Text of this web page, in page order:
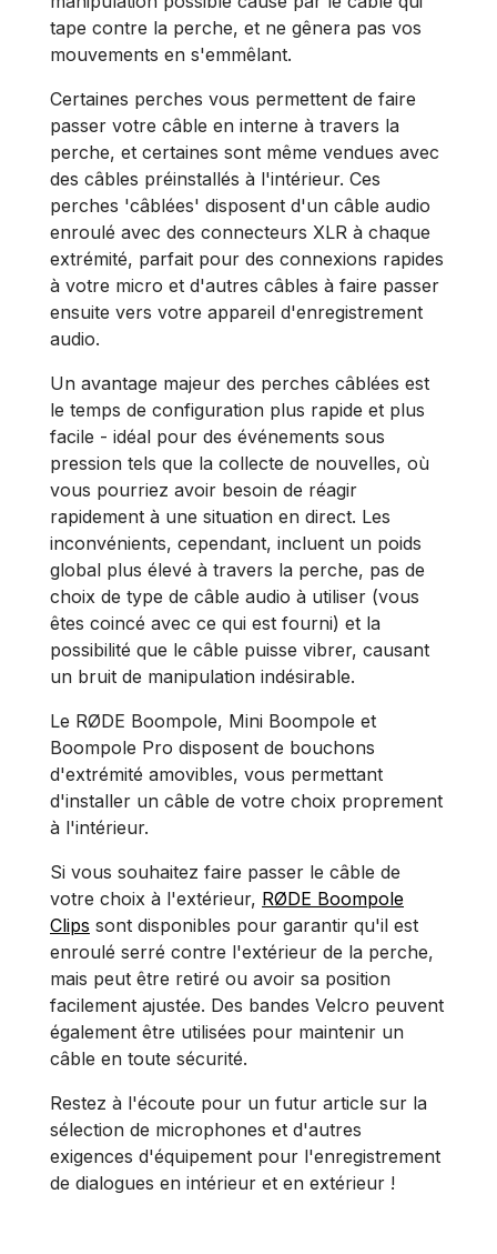
tape contre la perche, et ne gênera pas vos
mouvements en s'emmêlant.
Certaines perches vous permettent de faire
passer votre câble en interne à travers la
perche, et certaines sont même vendues avec
des câbles préinstallés à l'intérieur. Ces
perches 'câblées' disposent d'un câble audio
enroulé avec des connecteurs XLR à chaque
extrémité, parfait pour des connexions rapides
à votre micro et d'autres câbles à faire passer
ensuite vers votre appareil d'enregistrement
audio.
Un avantage majeur des perches câblées est
le temps de configuration plus rapide et plus
facile - idéal pour des événements sous
pression tels que la collecte de nouvelles, où
vous pourriez avoir besoin de réagir
rapidement à une situation en direct. Les
inconvénients, cependant, incluent un poids
global plus élevé à travers la perche, pas de
choix de type de câble audio à utiliser (vous
êtes coincé avec ce qui est fourni) et la
possibilité que le câble puisse vibrer, causant
un bruit de manipulation indésirable.
Le RØDE Boompole, Mini Boompole et
Boompole Pro disposent de bouchons
d'extrémité amovibles, vous permettant
d'installer un câble de votre choix proprement
à l'intérieur.
Si vous souhaitez faire passer le câble de
votre choix à l'extérieur, RØDE Boompole
Clips sont disponibles pour garantir qu'il est
enroulé serré contre l'extérieur de la perche,
mais peut être retiré ou avoir sa position
facilement ajustée. Des bandes Velcro peuvent
également être utilisées pour maintenir un
câble en toute sécurité.
Restez à l'écoute pour un futur article sur la
sélection de microphones et d'autres
exigences d'équipement pour l'enregistrement
de dialogues en intérieur et en extérieur !